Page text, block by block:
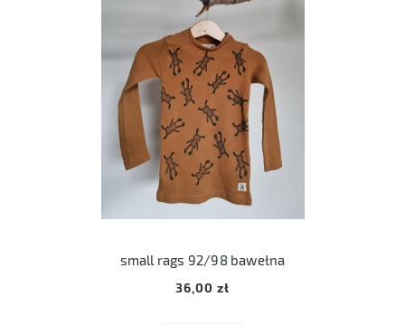
small rags 92/98 bawełna
36,00 zł